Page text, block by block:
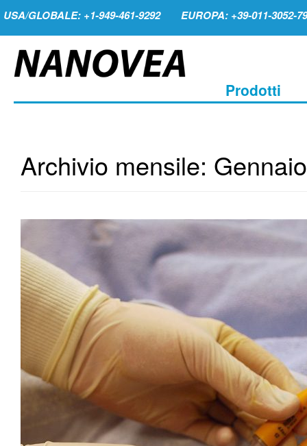
USA/GLOBALE: +1-949-461-9292 EUROPA: +39-011-3052-
Prodotti
Archivio mensile: